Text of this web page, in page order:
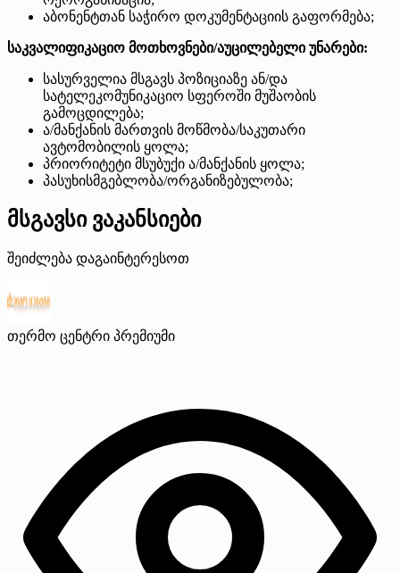
აბონენტთან საჭირო დოკუმენტაციის გაფორმება;
საკვალიფიკაციო მოთხოვნები/აუცილებელი უნარები:
სასურველია მსგავს პოზიციაზე ან/და
სატელეკომუნიკაციო სფეროში მუშაობის
გამოცდილება;
ა/მანქანის მართვის მოწმობა/საკუთარი
ავტომობილის ყოლა;
პრიორიტეტი მსუბუქი ა/მანქანის ყოლა;
პასუხისმგებლობა/ორგანიზებულობა;
მსგავსი ვაკანსიები
შეიძლება დაგაინტერესოთ
თერმო ცენტრი პრემიუმი